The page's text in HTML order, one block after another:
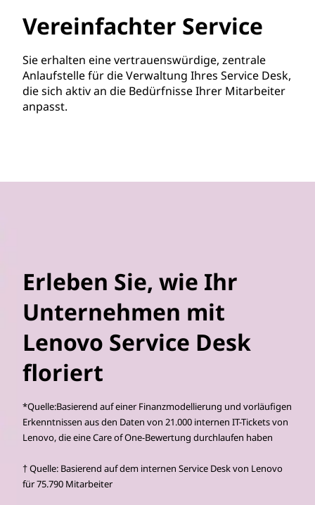
Vereinfachter Service
Sie erhalten eine vertrauenswürdige, zentrale
Anlaufstelle für die Verwaltung Ihres Service Desk,
die sich aktiv an die Bedürfnisse Ihrer Mitarbeiter
anpasst.
Erleben Sie, wie Ihr
Unternehmen mit
Lenovo Service Desk
floriert
*Quelle:Basierend auf einer Finanzmodellierung und vorläufigen
Erkenntnissen aus den Daten von 21.000 internen IT-Tickets von
Lenovo, die eine Care of One-Bewertung durchlaufen haben
† Quelle: Basierend auf dem internen Service Desk von Lenovo
für 75.790 Mitarbeiter